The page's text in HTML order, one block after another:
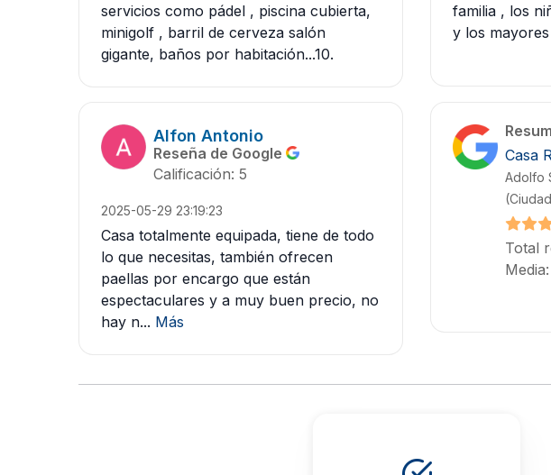
servicios como pádel , piscina cubierta,
minigolf , barril de cerveza salón
gigante, baños por habitación...10.
familia , los
y los
Alfon Antonio
Reseña de Google
Calificación: 5
2025-05-29 23:19:23
Casa totalmente equipada, tiene de todo
lo que necesitas, también ofrecen
paellas por encargo que están
espectaculares y a muy buen precio, no
hay n... Más
Casa
Adolfo
Total